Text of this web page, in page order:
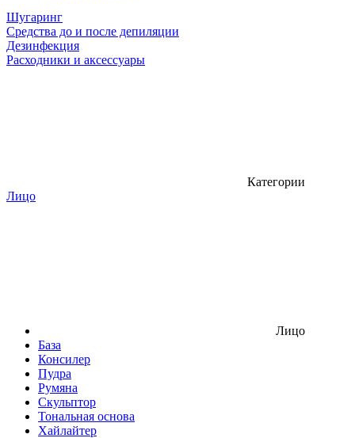
Шугаринг
Средства до и после депиляции
Дезинфекция
Расходники и аксессуары
Категории
Лицо
Лицо
База
Консилер
Пудра
Румяна
Скульптор
Тональная основа
Хайлайтер